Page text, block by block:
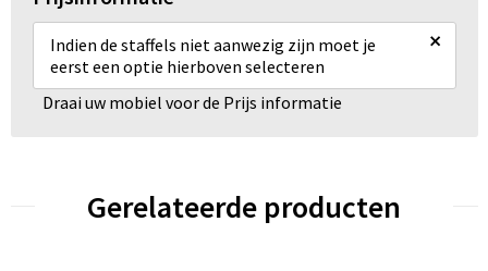
Indien de staffels niet aanwezig zijn moet je
eerst een optie hierboven selecteren
×
Draai uw mobiel voor de Prijs informatie
Gerelateerde producten